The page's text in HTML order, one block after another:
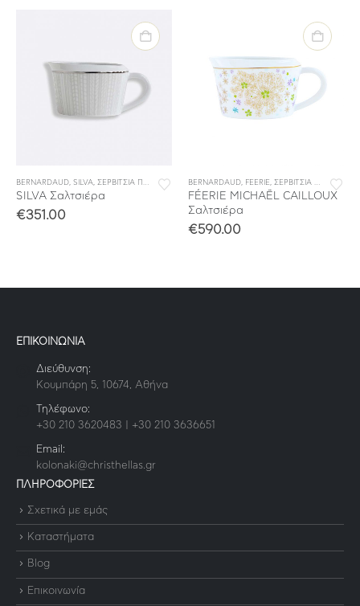
,ΣΕΡΒΙΤΣΙΑ ΦΑΓΗΤΟΥ
BERNARDAUD, SILVA, ΣΕΡΒΙΤΣΙΑ ΠΟΡΣΕΛΑΝΗΣ ,ΣΕΡΒΙΤΣΙΑ ΦΑΓΗΤΟΥ
SILVA Σαλτσιέρα
€351.00
BERNARDAUD, FEERIE, ΣΕΡΒΙΤΣΙΑ ΠΟΡΣΕΛΑΝΗΣ
FÉERIE MICHAËL CAILLOUX
Σαλτσιέρα
€590.00
ΕΠΙΚΟΙΝΩΝΙΑ
Διεύθυνση:
Κουμπάρη 5, 10674, Αθήνα
Τηλέφωνο:
+30 210 3620483 | +30 210 3636651
Email:
kolonaki@christhellas.gr
ΠΛΗΡΟΦΟΡΙΕΣ
Σχετικά με εμάς
Καταστήματα
Blog
Επικοινωνία